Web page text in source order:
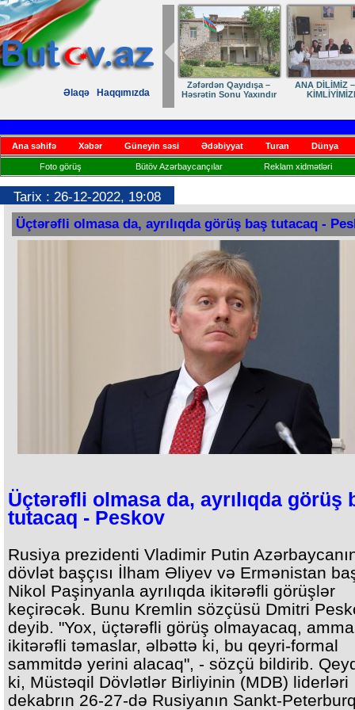
Əlaqə Haqqımızda
Zəfərdən Qayıdışa –
Həsrətin Sonu Yaxındır
ANA DİLİMİZ
Ana səhifə Xəbər Güneyin səsi Ədəbiyyat Turan Dünya
Foto görüş Bütöv Azərbaycançılar Reklam xidmətləri
Tarix : 26-12-2022, 19:08
Üçtərəfli olmasa da, ayrılıqda görüş baş tutacaq -
Üçtərəfli olmasa da, ayrılıqda görüş
tutacaq - Peskov
Rusiya prezidenti Vladimir Putin
dövlət başçısı İlham Əliyev və Ermənistan
Nikol Paşinyanla ayrılıqda ikitərəfli görüşlər
keçirəcək. Bunu Kremlin sözçüsü Dmitri
deyib. "Yox, üçtərəfli görüş olmayacaq, amma
ikitərəfli təmaslar, əlbəttə ki, bu qeyri-formal
sammitdə yerini alacaq", - sözçü bildirib.
ki, Müstəqil Dövlətlər Birliyinin (MDB) liderləri
dekabrın 26-27-də Rusiyanın Sankt-